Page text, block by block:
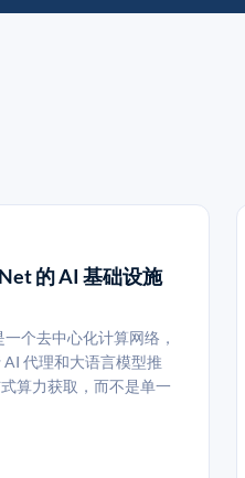
的 AI 基础设施
个去中心化计算网络，
代理和大语言模型推
算力获取，而不是单一